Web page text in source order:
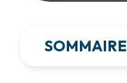
SOMMAIRE